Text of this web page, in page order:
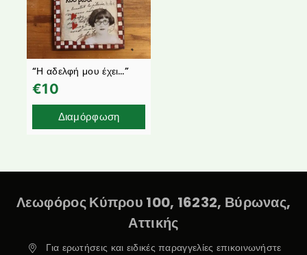
“Η αδελφή μου έχει…”
€10
Διαμόρφωση
Λεωφόρος Κύπρου 100, 16232, Βύρωνας,
Αττικής
Για ερωτήσεις και ειδικές παραγγελίες επικοινωνήστε